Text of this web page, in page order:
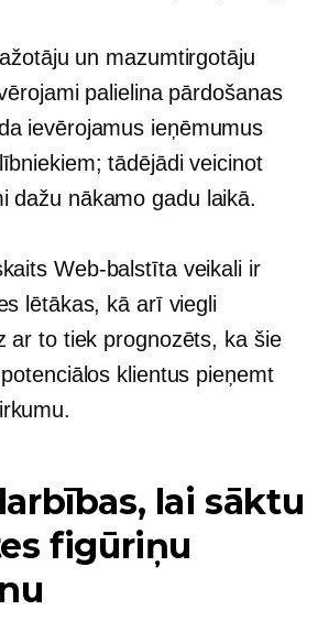
un mazumtirgotāju
palielina pārdošanas
ievērojamus ieņēmumus
tādējādi veicinot
dažu nākamo gadu laikā.
Web-balstītaveikali ir
lētākas, kā arī viegli
ar to tiek prognozēts, ka šie
klientus pieņemt
lai sāktu
figūriņu